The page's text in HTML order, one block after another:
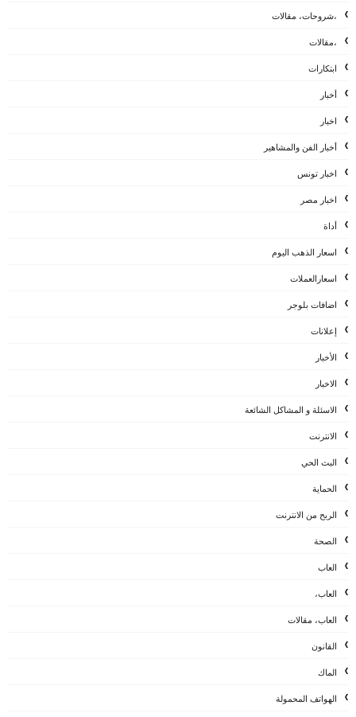
،شروحات، مقالات
،مقالات
ابتكارات
أخبار
اخبار
أخبار الفن والمشاهير
اخبار تونس
اخبار مصر
أداة
اسعار الذهب اليوم
اسعارالعملات
اضافات بلوجر
إعلانات
الأخبار
الاخبار
الاسئلة و المشاكل الشائعة
الانترنت
البث الحي
الحماية
الربح من الانترنت
الصحة
العاب
العاب،
العاب، مقالات
القانون
الماك
الهواتف المحمولة